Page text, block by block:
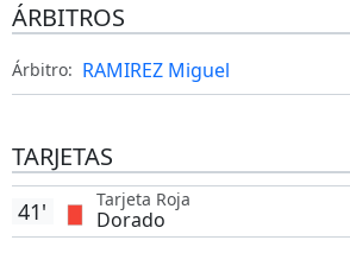
ÁRBITROS
Árbitro: RAMIREZ Miguel
TARJETAS
Tarjeta Roja
Dorado
41'